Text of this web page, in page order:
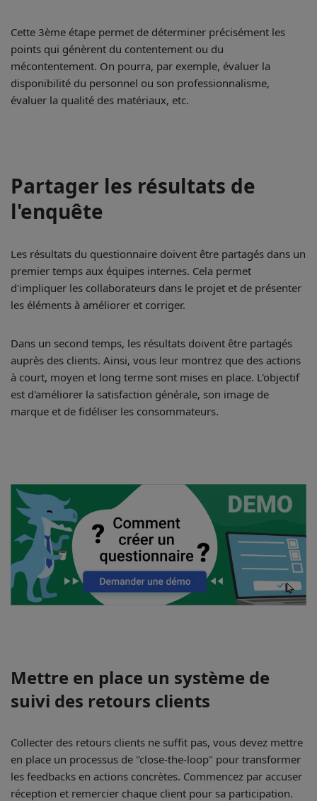
Cette 3ème étape permet de déterminer précisément les
points qui génèrent du contentement ou du
mécontentement. On pourra, par exemple, évaluer la
disponibilité du personnel ou son professionnalisme,
évaluer la qualité des matériaux, etc.
Partager les résultats de
l'enquête
Les résultats du questionnaire doivent être partagés dans un
premier temps aux équipes internes. Cela permet
d'impliquer les collaborateurs dans le projet et de présenter
les éléments à améliorer et corriger.
Dans un second temps, les résultats doivent être partagés
auprès des clients. Ainsi, vous leur montrez que des actions
à court, moyen et long terme sont mises en place. L'objectif
est d'améliorer la satisfaction générale, son image de
marque et de fidéliser les consommateurs.
Mettre en place un système de
suivi des retours clients
Collecter des retours clients ne suffit pas, vous devez mettre
en place un processus de "close-the-loop" pour transformer
les feedbacks en actions concrètes. Commencez par accuser
réception et remercier chaque client pour sa participation.